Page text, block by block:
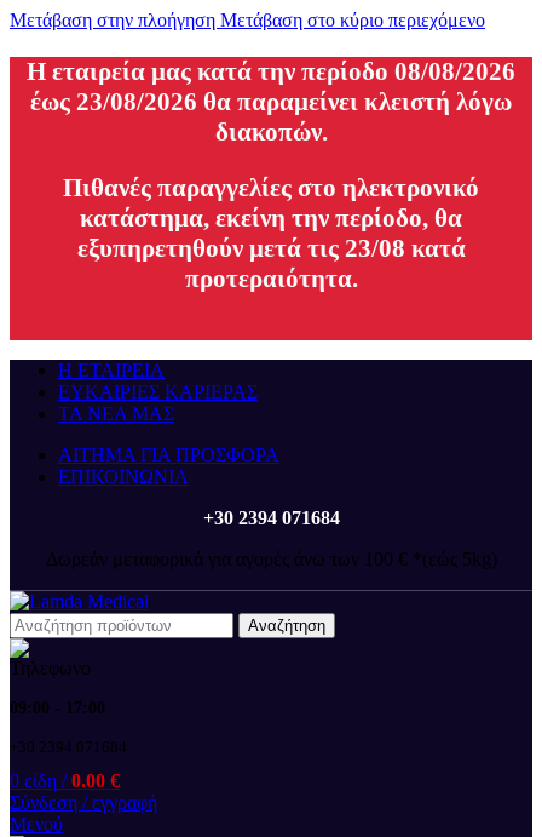
Μετάβαση στην πλοήγηση Μετάβαση στο κύριο περιεχόμενο
H εταιρεία μας κατά την περίοδο 08/08/2026
έως 23/08/2026 θα παραμείνει κλειστή λόγω
διακοπών.
Πιθανές παραγγελίες στο ηλεκτρονικό
κατάστημα, εκείνη την περίοδο, θα
εξυπηρετηθούν μετά τις 23/08 κατά
προτεραιότητα.
Η ΕΤΑΙΡΕΙΑ
ΕΥΚΑΙΡΙΕΣ ΚΑΡΙΕΡΑΣ
ΤΑ ΝΕΑ ΜΑΣ
ΑΙΤΗΜΑ ΓΙΑ ΠΡΟΣΦΟΡΑ
ΕΠΙΚΟΙΝΩΝΙΑ
+30 2394 071684
Δωρεάν μεταφορικά για αγορές άνω των 100 € *(εώς 5kg)
Αναζήτηση
09:00 - 17:00
+30 2394 071684
0 είδη / 0.00 €
Σύνδεση / εγγραφή
Μενού